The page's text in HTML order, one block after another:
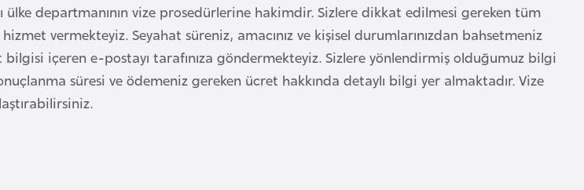
ülke departmanının vize prosedürlerine hakimdir. Sizlere dikkat edilmesi gereken tüm
vermekteyiz. Seyahat süreniz, amacınız ve kişisel durumlarınızdan bahsetmeniz
içeren e-postayı tarafınıza göndermekteyiz. Sizlere yönlendirmiş olduğumuz bilgi
süresi ve ödemeniz gereken ücret hakkında detaylı bilgi yer almaktadır. Vize